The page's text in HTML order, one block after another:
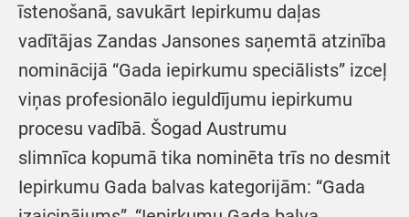
īstenošanā, savukārt Iepirkumu daļas
vadītājas Zandas Jansones saņemtā atzinība
nominācijā “Gada iepirkumu speciālists” izceļ
viņas profesionālo ieguldījumu iepirkumu
procesu vadībā. Šogad Austrumu
slimnīca kopumā tika nominēta trīs no desmit
Iepirkumu Gada balvas kategorijām: “Gada